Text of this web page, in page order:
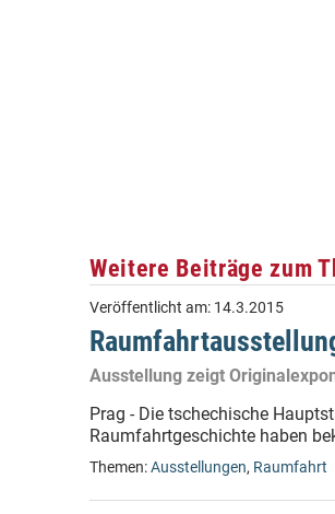
Weitere Beiträge zum
Veröffentlicht am: 14.3.2015
Ausstellung zeigt
Prag - Die tschechische
Raumfahrtgeschichte haben
Themen:Ausstellungen, Raumfahrt